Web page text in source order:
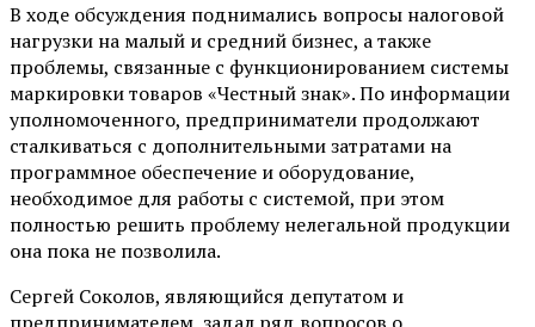
В ходе обсуждения поднимались вопросы налоговой
нагрузки на малый и средний бизнес, а также
проблемы, связанные с функционированием системы
маркировки товаров «Честный знак». По информации
уполномоченного, предприниматели продолжают
сталкиваться с дополнительными затратами на
программное обеспечение и оборудование,
необходимое для работы с системой, при этом
полностью решить проблему нелегальной продукции
она пока не позволила.
Сергей Соколов, являющийся депутатом и